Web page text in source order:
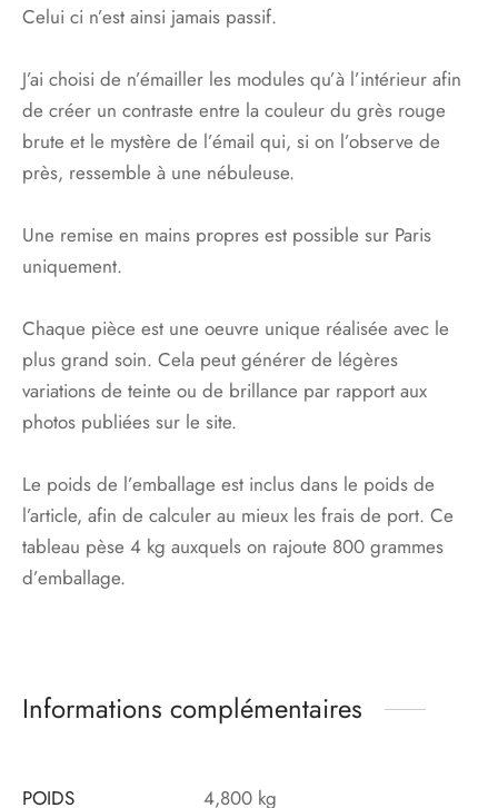
Celui ci n’est ainsi jamais passif.
J’ai choisi de n’émailler les modules qu’à l’intérieur afin
de créer un contraste entre la couleur du grès rouge
brute et le mystère de l’émail qui, si on l’observe de
près, ressemble à une nébuleuse.
Une remise en mains propres est possible sur Paris
uniquement.
Chaque pièce est une oeuvre unique réalisée avec le
plus grand soin. Cela peut générer de légères
variations de teinte ou de brillance par rapport aux
photos publiées sur le site.
Le poids de l’emballage est inclus dans le poids de
l’article, afin de calculer au mieux les frais de port. Ce
tableau pèse 4 kg auxquels on rajoute 800 grammes
d’emballage.
Informations complémentaires
POIDS 4,800 kg